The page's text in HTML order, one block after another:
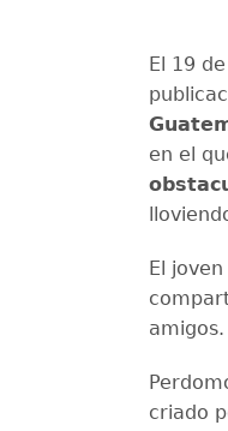
El 19
en el
El
amigos.
criado